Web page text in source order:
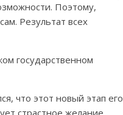
Поэтому,
Результат всех
государственном
что этот новый этап его